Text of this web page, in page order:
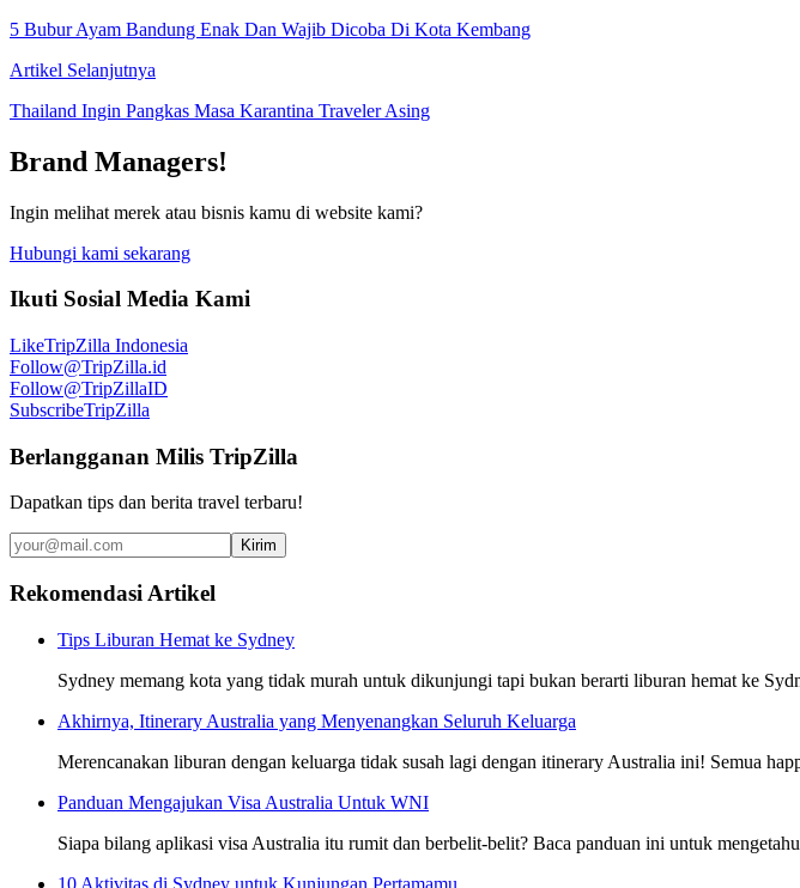
5 Bubur Ayam Bandung Enak Dan Wajib Dicoba Di Kota Kembang
Artikel Selanjutnya
Thailand Ingin Pangkas Masa Karantina Traveler Asing
Brand Managers!
Ingin melihat merek atau bisnis kamu di website kami?
Hubungi kami sekarang
Ikuti Sosial Media Kami
LikeTripZilla Indonesia
Follow@TripZilla.id
Follow@TripZillaID
SubscribeTripZilla
Berlangganan Milis TripZilla
Dapatkan tips dan berita travel terbaru!
Kirim
Rekomendasi Artikel
Tips Liburan Hemat ke Sydney
Sydney memang kota yang tidak murah untuk dikunjungi tapi bukan berarti liburan hemat ke
Akhirnya, Itinerary Australia yang Menyenangkan Seluruh Keluarga
Merencanakan liburan dengan keluarga tidak susah lagi dengan itinerary Australia ini! Semua
Panduan Mengajukan Visa Australia Untuk WNI
Siapa bilang aplikasi visa Australia itu rumit dan berbelit-belit? Baca panduan ini untuk
10 Aktivitas di Sydney untuk Kunjungan Pertamamu